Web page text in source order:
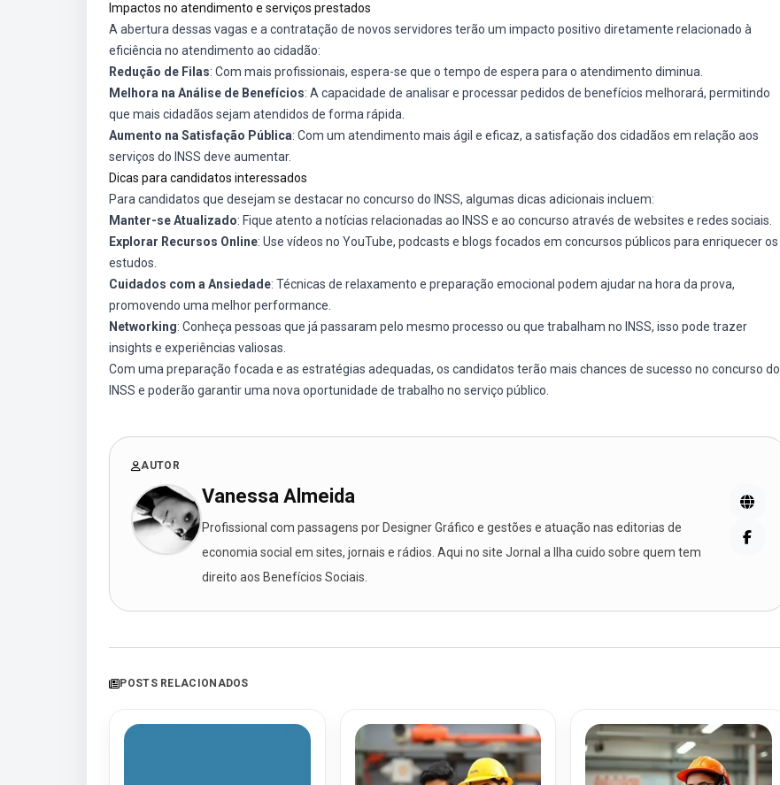
Impactos no atendimento e serviços prestados
A abertura dessas vagas e a contratação de novos servidores terão um impacto positivo diretamente relacionado à
eficiência no atendimento ao cidadão:
Redução de Filas: Com mais profissionais, espera-se que o tempo de espera para o atendimento diminua.
Melhora na Análise de Benefícios: A capacidade de analisar e processar pedidos de benefícios melhorará, permitindo
que mais cidadãos sejam atendidos de forma rápida.
Aumento na Satisfação Pública: Com um atendimento mais ágil e eficaz, a satisfação dos cidadãos em relação aos
serviços do INSS deve aumentar.
Dicas para candidatos interessados
Para candidatos que desejam se destacar no concurso do INSS, algumas dicas adicionais incluem:
Manter-se Atualizado: Fique atento a notícias relacionadas ao INSS e ao concurso através de websites e redes sociais.
Explorar Recursos Online: Use vídeos no YouTube, podcasts e blogs focados em concursos públicos para enriquecer os
estudos.
Cuidados com a Ansiedade: Técnicas de relaxamento e preparação emocional podem ajudar na hora da prova,
promovendo uma melhor performance.
Networking: Conheça pessoas que já passaram pelo mesmo processo ou que trabalham no INSS, isso pode trazer
insights e experiências valiosas.
Com uma preparação focada e as estratégias adequadas, os candidatos terão mais chances de sucesso no concurso do
INSS e poderão garantir uma nova oportunidade de trabalho no serviço público.
AUTOR
Vanessa Almeida
Profissional com passagens por Designer Gráfico e gestões e atuação nas editorias de
economia social em sites, jornais e rádios. Aqui no site Jornal a Ilha cuido sobre quem tem
direito aos Benefícios Sociais.
POSTS RELACIONADOS